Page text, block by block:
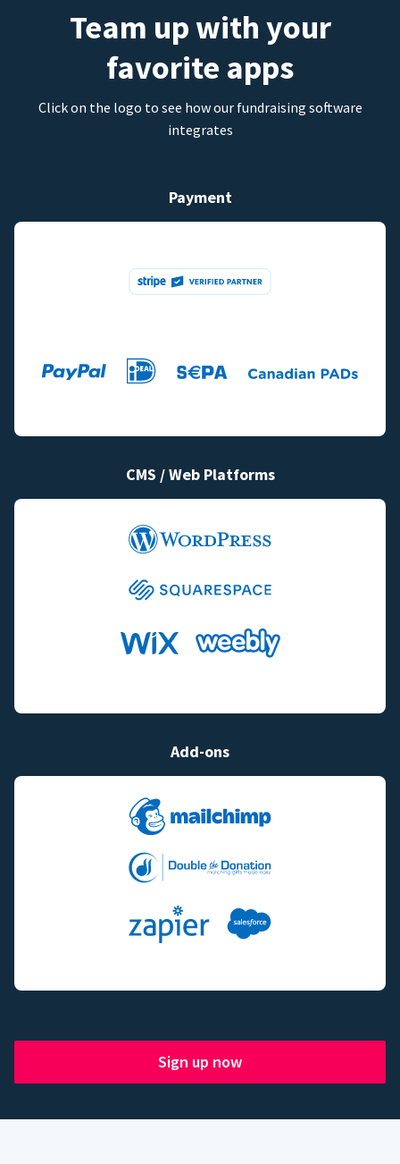
Team up with your
favorite apps
Click on the logo to see how our fundraising software
integrates
Payment
CMS / Web Platforms
Add-ons
Sign up now